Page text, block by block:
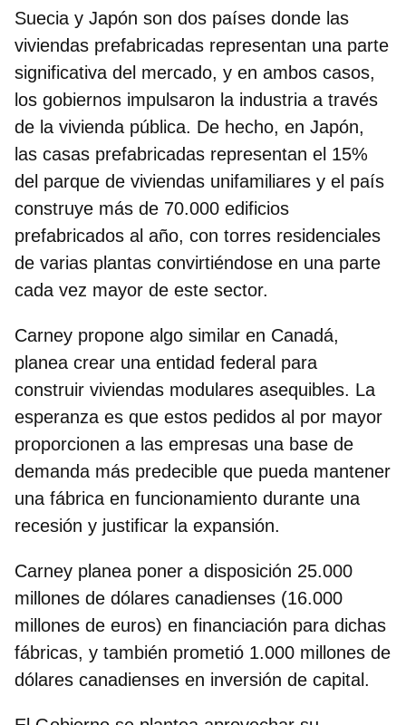
Suecia y Japón son dos países donde las
viviendas prefabricadas representan una parte
significativa del mercado, y en ambos casos,
los gobiernos impulsaron la industria a través
de la vivienda pública. De hecho, en Japón,
las casas prefabricadas representan el 15%
del parque de viviendas unifamiliares y el país
construye más de 70.000 edificios
prefabricados al año, con torres residenciales
de varias plantas convirtiéndose en una parte
cada vez mayor de este sector.
Carney propone algo similar en Canadá,
planea crear una entidad federal para
construir viviendas modulares asequibles. La
esperanza es que estos pedidos al por mayor
proporcionen a las empresas una base de
demanda más predecible que pueda mantener
una fábrica en funcionamiento durante una
recesión y justificar la expansión.
Carney planea poner a disposición 25.000
millones de dólares canadienses (16.000
millones de euros) en financiación para dichas
fábricas, y también prometió 1.000 millones de
dólares canadienses en inversión de capital.